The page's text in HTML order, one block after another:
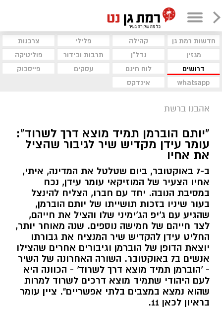
חדשות רמת גן קהילה פלילי
צרכנות
מגזין
נדל"ן תרבות ובידור
פוליטיקה
דרושים
לוח חינם עסקים
פייסבוק
whatsapp
אינדקס
אהבנו ברשת
"יותם הוברמן תמיד מוצא דרך לשרוד":
עומר עידן מקדיש שיר לגיבור שהציל
את אחיו
ב-7 באוקטובר, ביום שטלטל את המדינה, איתי,
אחיו הצעיר של המוזיקאי עומר עידן, נכח
במסיבת הנובה. יחד עם חברו, הצליח להינצל
בעור שיניו בזכות תושייתו של יותם הוברמן,
שהגיע עם ג'יפ הג'ימיני שלו והציל את חייהם,
לצד חייהם של חמישה נוספים. שנה מאוחר יותר,
החליט עידן להקדיש שיר המנציח את גבורתו
יוצאת הדופן של הוברמן וגיבורים אחרים שהצילו
אנשים ב7 באוקטובר. השורה האחרונה של השיר
- 'הוברמן תמיד מוצא דרך לשרוד' - הכוונה היא
לעם היהודי שתמיד מוצא דרכים לשרוד למרות
שהוא נמצא במצבים בלתי אפשריים". ציין עומר
בראיון לכאן 11.